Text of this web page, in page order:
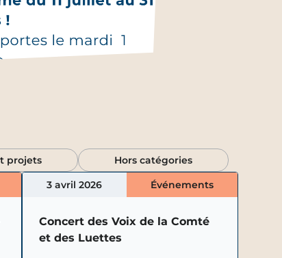
projets
Hors catégories
3 avril 2026 Événements
Concert des Voix de la Comté
et des Luettes